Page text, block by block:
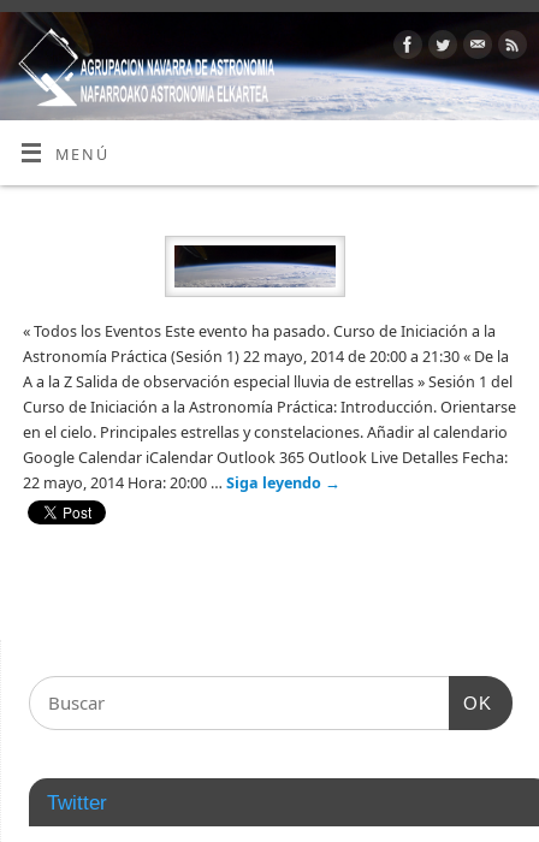
MENÚ
« Todos los Eventos Este evento ha pasado. Curso de Iniciación a la
Astronomía Práctica (Sesión 1) 22 mayo, 2014 de 20:00 a 21:30 « De la
A a la Z Salida de observación especial lluvia de estrellas » Sesión 1 del
Curso de Iniciación a la Astronomía Práctica: Introducción. Orientarse
en el cielo. Principales estrellas y constelaciones. Añadir al calendario
Google Calendar iCalendar Outlook 365 Outlook Live Detalles Fecha:
22 mayo, 2014 Hora: 20:00 … Siga leyendo →
OK
Twitter